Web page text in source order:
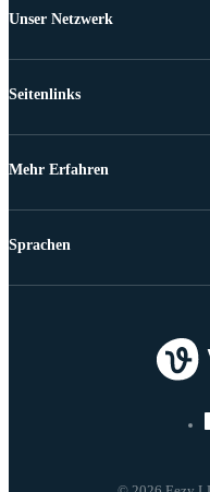
Unser Netzwerk
Seitenlinks
Mehr Erfahren
Sprachen